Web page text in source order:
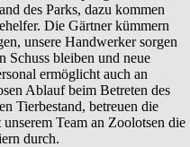
des Parks, dazu kommen
Die Gärtner kümmern
unsere Handwerker sorgen
Schuss bleiben und neue
ermöglicht auch an
Ablauf beim Betreten des
Tierbestand, betreuen die
Team an Zoolotsen die
durch.